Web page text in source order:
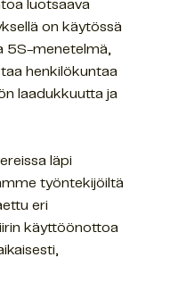
luotsaava
on käytössä
5S-menetelmä,
henkilökuntaa
laadukkuutta ja
läpi
työntekijöiltä
eri
käyttöönottoa